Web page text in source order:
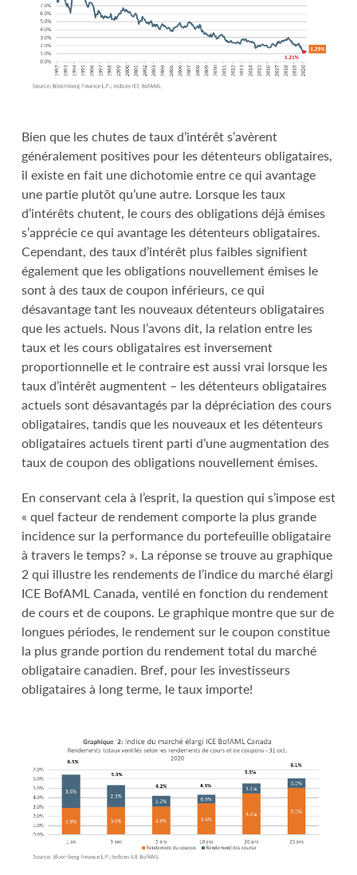
Bien que les chutes de taux d’intérêt s’avèrent
généralement positives pour les détenteurs obligataires,
il existe en fait une dichotomie entre ce qui avantage
une partie plutôt qu’une autre. Lorsque les taux
d’intérêts chutent, le cours des obligations déjà émises
s’apprécie ce qui avantage les détenteurs obligataires.
Cependant, des taux d’intérêt plus faibles signifient
également que les obligations nouvellement émises le
sont à des taux de coupon inférieurs, ce qui
désavantage tant les nouveaux détenteurs obligataires
que les actuels. Nous l’avons dit, la relation entre les
taux et les cours obligataires est inversement
proportionnelle et le contraire est aussi vrai lorsque les
taux d’intérêt augmentent – les détenteurs obligataires
actuels sont désavantagés par la dépréciation des cours
obligataires, tandis que les nouveaux et les détenteurs
obligataires actuels tirent parti d’une augmentation des
taux de coupon des obligations nouvellement émises.
En conservant cela à l’esprit, la question qui s’impose est
« quel facteur de rendement comporte la plus grande
incidence sur la performance du portefeuille obligataire
à travers le temps? ». La réponse se trouve au graphique
2 qui illustre les rendements de l’indice du marché élargi
ICE BofAML Canada, ventilé en fonction du rendement
de cours et de coupons. Le graphique montre que sur de
longues périodes, le rendement sur le coupon constitue
la plus grande portion du rendement total du marché
obligataire canadien. Bref, pour les investisseurs
obligataires à long terme, le taux importe!